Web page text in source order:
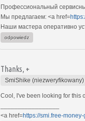
Профессиональный
Мы предлагаем: <a href=
Наши мастера оперативно
odpowiedz
Thanks, +
SmiShike (niezweryfikowany)
Cool, I've been looking for this
<a href=https://smi.free-